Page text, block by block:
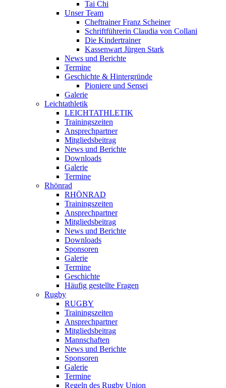
Tai Chi
Unser Team
Cheftrainer Franz Scheiner
Schriftführerin Claudia von Collani
Die Kindertrainer
Kassenwart Jürgen Stark
News und Berichte
Termine
Geschichte & Hintergründe
Pioniere und Sensei
Galerie
Leichtathletik
LEICHTATHLETIK
Trainingszeiten
Ansprechpartner
Mitgliedsbeitrag
News und Berichte
Downloads
Galerie
Termine
Rhönrad
RHÖNRAD
Trainingszeiten
Ansprechpartner
Mitgliedsbeitrag
News und Berichte
Downloads
Sponsoren
Galerie
Termine
Geschichte
Häufig gestellte Fragen
Rugby
RUGBY
Trainingszeiten
Ansprechpartner
Mitgliedsbeitrag
Mannschaften
News und Berichte
Sponsoren
Galerie
Termine
Regeln des Rugby Union